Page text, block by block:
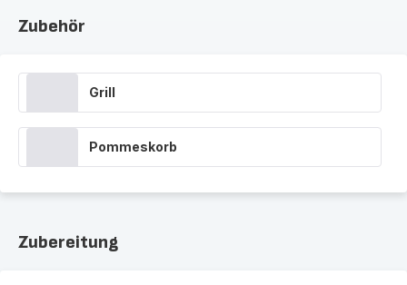
Zubehör
Grill
Pommeskorb
Zubereitung